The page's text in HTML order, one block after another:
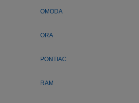
OMODA
ORA
PONTIAC
RAM